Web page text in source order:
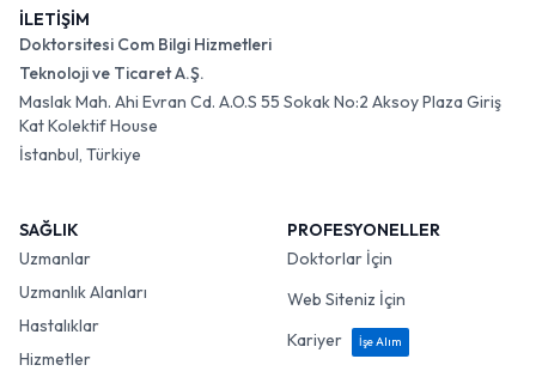
İLETİŞİM
Doktorsitesi Com Bilgi Hizmetleri
Teknoloji ve Ticaret A.Ş.
Maslak Mah. Ahi Evran Cd. A.O.S 55 Sokak No:2 Aksoy Plaza Giriş
Kat Kolektif House
İstanbul, Türkiye
SAĞLIK
Uzmanlar
Uzmanlık Alanları
Hastalıklar
Hizmetler
PROFESYONELLER
Doktorlar İçin
Web Siteniz İçin
Kariyer
İşe Alım